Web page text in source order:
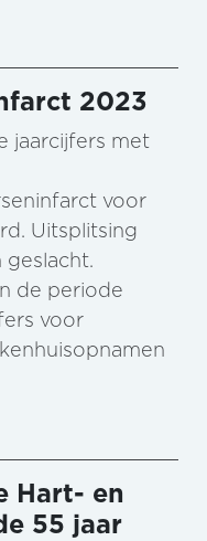
2023
jaarcijfers met
voor
Uitsplitsing
geslacht.
de periode
voor
Hart- en
55 jaar